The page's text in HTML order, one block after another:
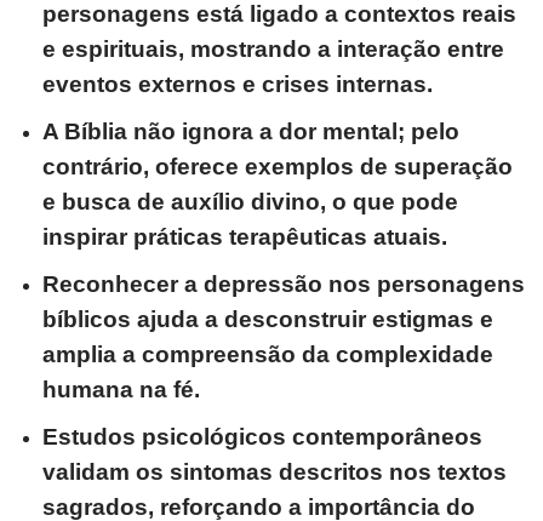
personagens está ligado a contextos reais
e espirituais, mostrando a interação entre
eventos externos e crises internas.
A Bíblia não ignora a dor mental; pelo
contrário, oferece exemplos de superação
e busca de auxílio divino, o que pode
inspirar práticas terapêuticas atuais.
Reconhecer a depressão nos personagens
bíblicos ajuda a desconstruir estigmas e
amplia a compreensão da complexidade
humana na fé.
Estudos psicológicos contemporâneos
validam os sintomas descritos nos textos
sagrados, reforçando a importância do